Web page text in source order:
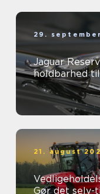
29.
Jaguar
holdbarhed
21. august
Gør det selv-